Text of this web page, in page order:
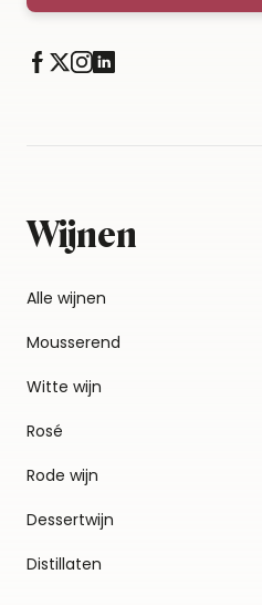
Wijnen
Alle wijnen
Mousserend
Witte wijn
Rosé
Rode wijn
Dessertwijn
Distillaten